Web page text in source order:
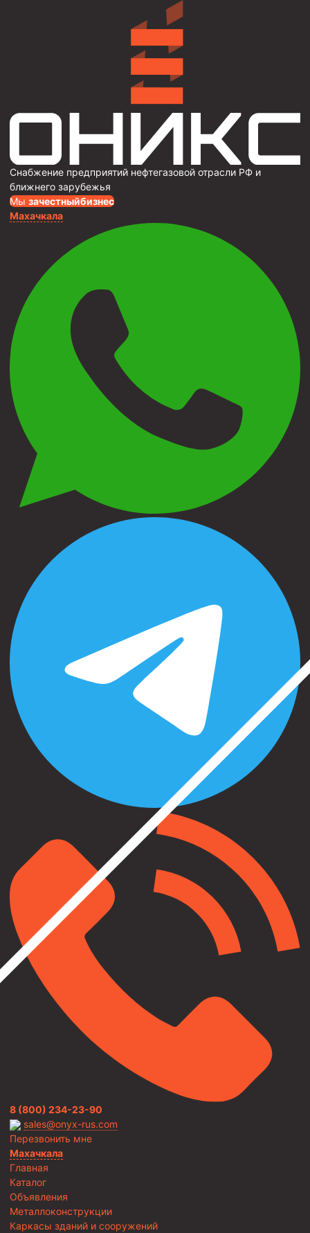
Снабжение предприятий нефтегазовой отрасли РФ и
ближнего зарубежья
Мы зачестныйбизнес
Махачкала
8 (800) 234-23-90
sales@onyx-rus.com
Перезвонить мне
Махачкала
Главная
Каталог
Объявления
Металлоконструкции
Каркасы зданий и сооружений